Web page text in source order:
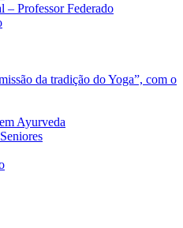
– Professor Federado
da tradição do Yoga”, com o
Ayurveda